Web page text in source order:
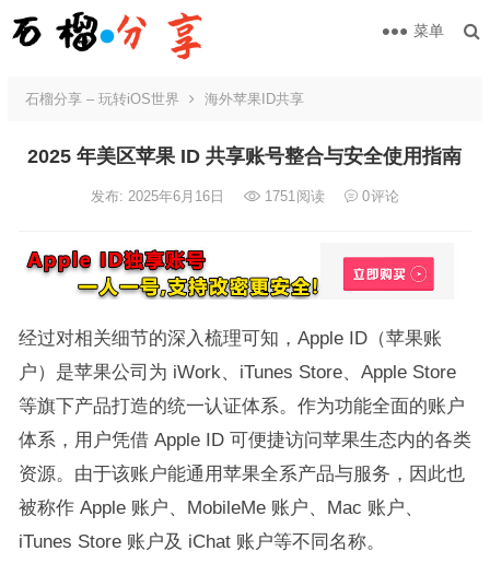
菜单
石榴分享 – 玩转iOS世界 海外苹果ID共享
2025 年美区苹果 ID 共享账号整合与安全使用指南
发布: 2025年6月16日 1751阅读 0评论
经过对相关细节的深入梳理可知，Apple ID（苹果账
户）是苹果公司为 iWork、iTunes Store、Apple Store
等旗下产品打造的统一认证体系。作为功能全面的账户
体系，用户凭借 Apple ID 可便捷访问苹果生态内的各类
资源。由于该账户能通用苹果全系产品与服务，因此也
被称作 Apple 账户、MobileMe 账户、Mac 账户、
iTunes Store 账户及 iChat 账户等不同名称。